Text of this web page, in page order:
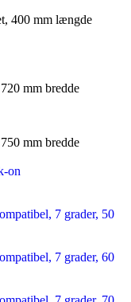
400 mm længde
mm bredde
mm bredde
on
7 grader, 50
7 grader, 60